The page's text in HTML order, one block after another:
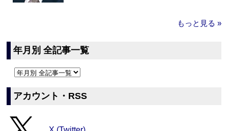
もっと見る »
年月別 全記事一覧
アカウント・RSS